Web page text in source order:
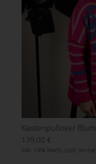
Kastenpullover
139,00 €
inkl. 19% MwSt. zzgl.